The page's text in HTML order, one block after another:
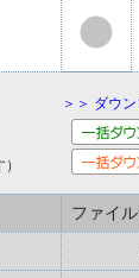
＞＞ ダウ
ファイ